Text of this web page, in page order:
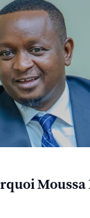
Moussa